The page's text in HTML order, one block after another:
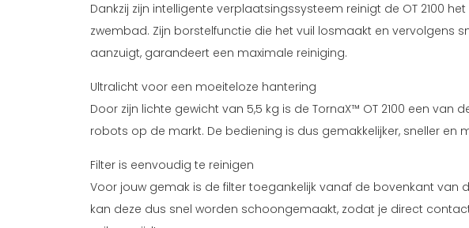
Dankzij zijn intelligente verplaatsingssysteem reinigt de OT 2100 het
zwembad. Zijn borstelfunctie die het vuil losmaakt en vervolgens
aanzuigt, garandeert een maximale reiniging.
Ultralicht voor een moeiteloze hantering
Door zijn lichte gewicht van 5,5 kg is de TornaX™ OT 2100 een van
robots op de markt. De bediening is dus gemakkelijker, sneller en
Filter is eenvoudig te reinigen
Voor jouw gemak is de filter toegankelijk vanaf de bovenkant van
kan deze dus snel worden schoongemaakt, zodat je direct